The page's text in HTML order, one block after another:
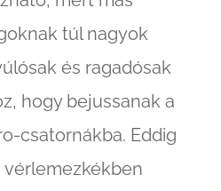
túl nagyok
és ragadósak
hogy bejussanak a
csatornákba. Eddig
vérlemezkékben